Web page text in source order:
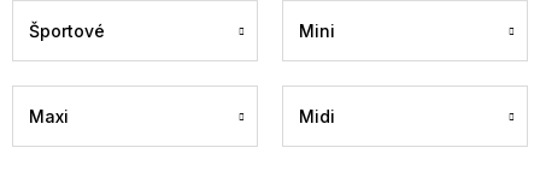
Športové Mini
Maxi Midi